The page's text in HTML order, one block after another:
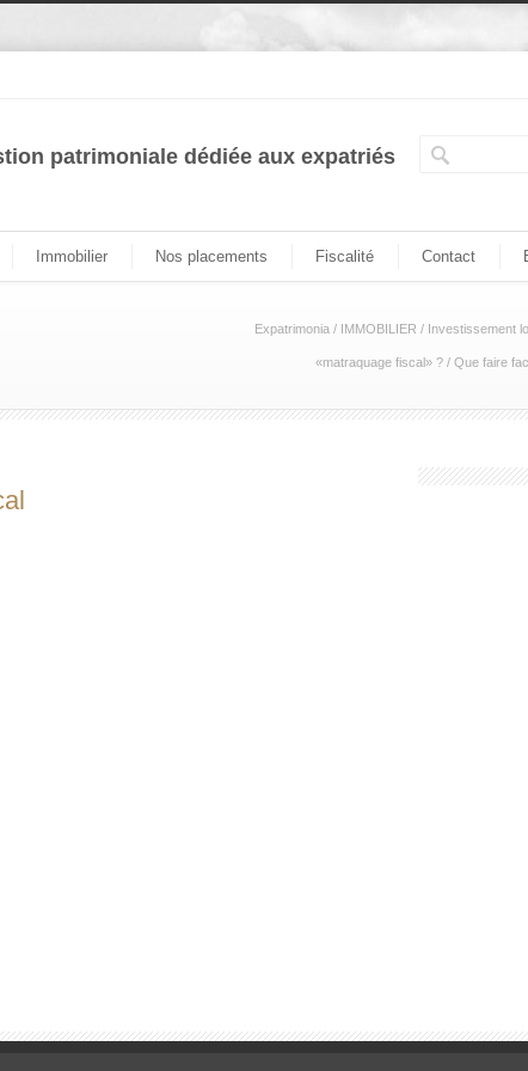
patrimoniale dédiée aux expatriés
Immobilier Nos placements Fiscalité Contact
Expatrimonia / IMMOBILIER / Investissement
«matraquage fiscal» ? / Que faire